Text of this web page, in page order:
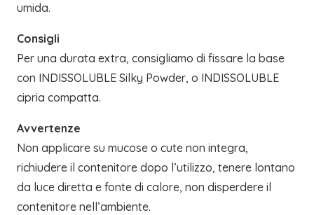
umida.
Consigli
Per una durata extra, consigliamo di fissare la base
con INDISSOLUBLE Silky Powder, o INDISSOLUBLE
cipria compatta.
Avvertenze
Non applicare su mucose o cute non integra,
richiudere il contenitore dopo l’utilizzo, tenere lontano
da luce diretta e fonte di calore, non disperdere il
contenitore nell’ambiente.